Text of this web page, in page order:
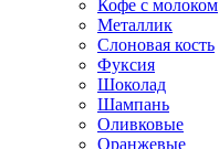
Кофе с молоком
Металлик
Слоновая кость
Фуксия
Шоколад
Шампань
Оливковые
Оранжевые